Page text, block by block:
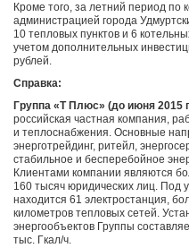
Кроме того, за летний период по
администрацией города
10 тепловых пунктов и 6
учетом дополнительных
рублей.
Справка:
Группа «Т Плюс» (до июня 2015
российская частная компания,
и теплоснабжения. Основные
энерготрейдинг, ритейл,
стабильное и бесперебойное
Клиентами компании являются
160 тысяч юридических лиц. Под
находится 61 электростанция,
километров тепловых сетей.
энергообъектов Группы
тыс. Гкал/ч.